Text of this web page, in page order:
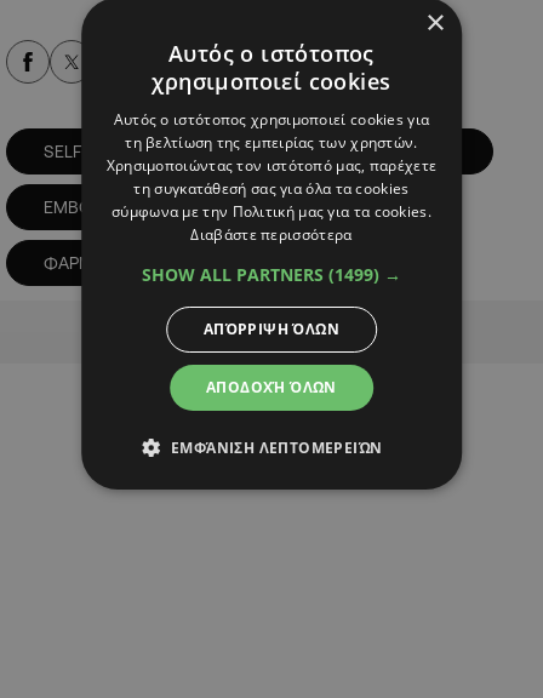
Alpha Podcasts
SELF TEST ΓΕΣΥ ΔΩΡΕΑΝ
ΕΜΒΟΛΙΑΣΜΕΝΟΙ ΠΑΡΑΛΑΒΗ
ΦΑΡΜΑΚΕΙΑ
Advertisement
×
Αυτός ο ιστότοπος
χρησιμοποιεί cookies
Αυτός ο ιστότοπος χρησιμοποιεί cookies για
τη βελτίωση της εμπειρίας των χρηστών.
Χρησιμοποιώντας τον ιστότοπό μας, παρέχετε
τη συγκατάθεσή σας για όλα τα cookies
σύμφωνα με την Πολιτική μας για τα cookies.
Διαβάστε περισσότερα
SHOW ALL PARTNERS (1499) →
ΑΠΟΔΟΧΉ ΌΛΩΝ
ΑΠΌΡΡΙΨΗ ΌΛΩΝ
ΕΜΦΆΝΙΣΗ ΛΕΠΤΟΜΕΡΕΙΏΝ